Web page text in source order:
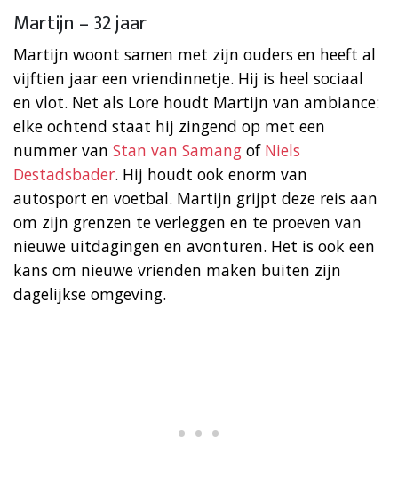
Martijn – 32 jaar
Martijn woont samen met zijn ouders en heeft al
vijftien jaar een vriendinnetje. Hij is heel sociaal
en vlot. Net als Lore houdt Martijn van ambiance:
elke ochtend staat hij zingend op met een
nummer van Stan van Samang of Niels
Destadsbader. Hij houdt ook enorm van
autosport en voetbal. Martijn grijpt deze reis aan
om zijn grenzen te verleggen en te proeven van
nieuwe uitdagingen en avonturen. Het is ook een
kans om nieuwe vrienden maken buiten zijn
dagelijkse omgeving.